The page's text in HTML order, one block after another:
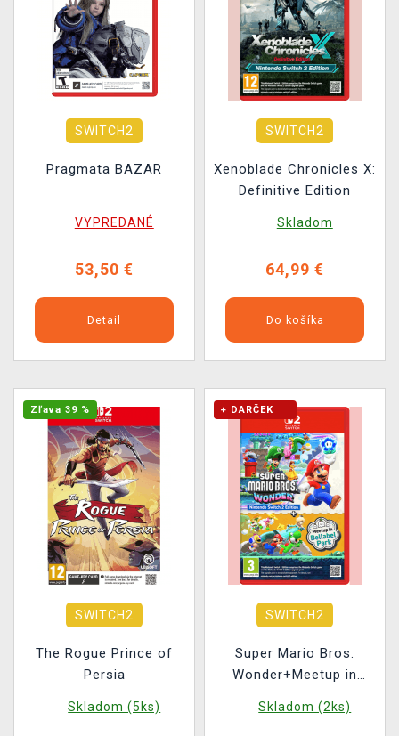
SWITCH2
Pragmata BAZAR
VYPREDANÉ
53,50 €
Detail
SWITCH2
Xenoblade Chronicles X:
Definitive Edition
Skladom
64,99 €
Do košíka
Zľava 39 %
SWITCH2
The Rogue Prince of
Persia
Skladom (5ks)
+ DARČEK
SWITCH2
Super Mario Bros.
Wonder+Meetup in
Skladom (2ks)